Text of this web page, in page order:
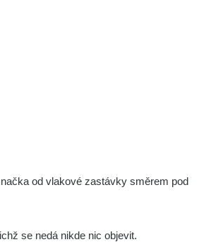
od vlakové zastávky směrem pod
se nedá nikde nic objevit.